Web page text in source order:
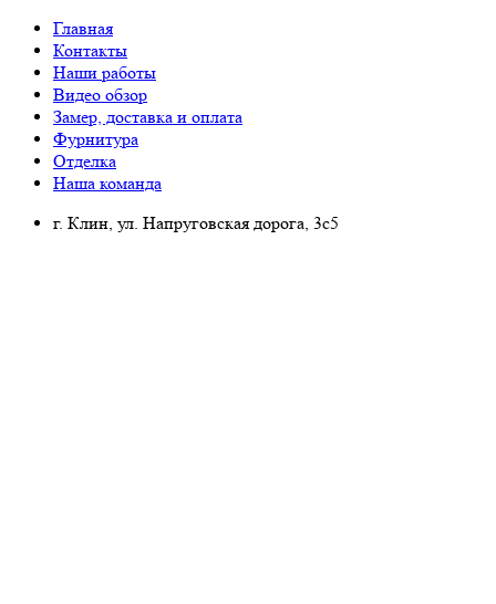
Главная
Контакты
Наши работы
Видео обзор
Замер, доставка и оплата
Фурнитура
Отделка
Наша команда
г. Клин, ул. Напруговская дорога, 3с5